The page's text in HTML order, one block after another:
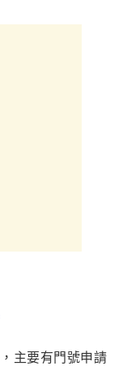
， 主要有門號申請